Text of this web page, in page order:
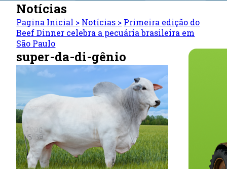
Notícias
Pagina Inicial > Notícias > Primeira edição do
Beef Dinner celebra a pecuária brasileira em
São Paulo
super-da-di-gênio